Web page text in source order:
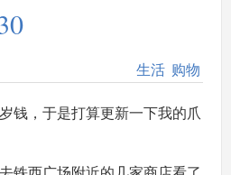
生活 购物
钱，于是打算更新一下我的爪